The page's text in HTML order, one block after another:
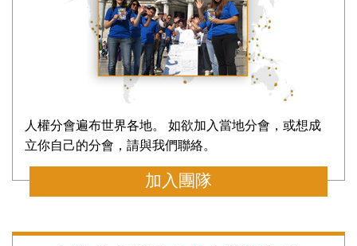
人權分會遍布世界各地。 如欲加入當地分會，或想成
立你自己的分會，請與我們聯絡。
加入團隊